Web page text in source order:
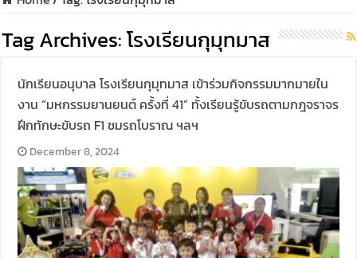
Tag Archives:โรงเรียนกุมุทมาส
นักเรียนอนุบาล โรงเรียนกุมุทมาส เข้าร่วมกิจกรรมมากมายใน
งาน “มหกรรมยานยนต์ ครั้งที่ 41” ทั้งเรียนรู้ขับรถตามกฎจราจร
ฝึกทักษะขับรถ F1 ชมรถโบราณ ฯลฯ
December 8, 2024